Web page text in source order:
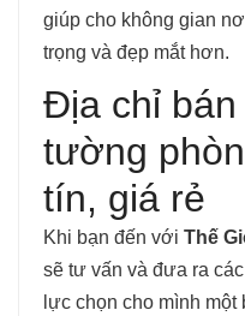
giúp cho không gian
trọng và đẹp mắt hơn.
Địa chỉ
tường
tín, giá rẻ
Khi bạn đến với Thế
sẽ tư vấn và đưa ra
lực chọn cho mình